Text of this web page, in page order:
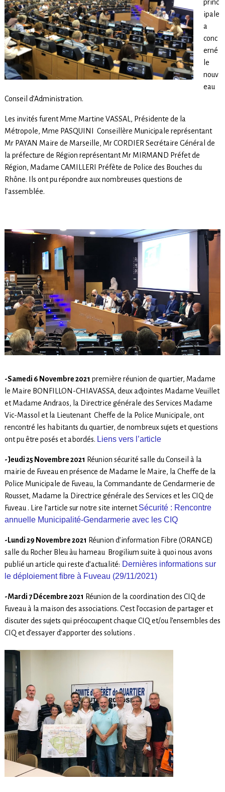
princ
ipale
a
conc
erné
le
nouv
eau
Conseil d’Administration.
Les invités furent Mme Martine VASSAL, Présidente de la
Métropole, Mme PASQUINI Conseillère Municipale représentant
Mr PAYAN Maire de Marseille, Mr CORDIER Secrétaire Général de
la préfecture de Région représentant Mr MIRMAND Préfet de
Région, Madame CAMILLERI Préfète de Police des Bouches du
Rhône. Ils ont pu répondre aux nombreuses questions de
l’assemblée.
-Samedi 6 Novembre 2021 première réunion de quartier, Madame
le Maire BONFILLON-CHIAVASSA, deux adjointes Madame Veuillet
et Madame Andraos, la Directrice générale des Services Madame
Vic-Massol et la Lieutenant Cheffe de la Police Municipale, ont
rencontré les habitants du quartier, de nombreux sujets et questions
ont pu être posés et abordés. Liens vers l’article
-Jeudi 25 Novembre 2021 Réunion sécurité salle du Conseil à la
mairie de Fuveau en présence de Madame le Maire, la Cheffe de la
Police Municipale de Fuveau, la Commandante de Gendarmerie de
Rousset, Madame la Directrice générale des Services et les CIQ de
Fuveau . Lire l’article sur notre site internetSécurité : Rencontre
annuelle Municipalité-Gendarmerie avec les CIQ
-Lundi 29 Novembre 2021 Réunion d’information Fibre (ORANGE)
salle du Rocher Bleu àu hameau Brogilium suite à quoi nous avons
publié un article qui reste d’actualité: Dernières informations sur
le déploiement fibre à Fuveau (29/11/2021)
-Mardi 7 Décembre 2021 Réunion de la coordination des CIQ de
Fuveau à la maison des associations. C’est l’occasion de partager et
discuter des sujets qui préoccupent chaque CIQ et/ou l’ensembles des
CIQ et d’essayer d’apporter des solutions .